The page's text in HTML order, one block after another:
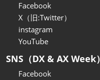
Facebook
X（旧:Twitter）
instagram
YouTube
SNS（DX & AX Week）
Facebook